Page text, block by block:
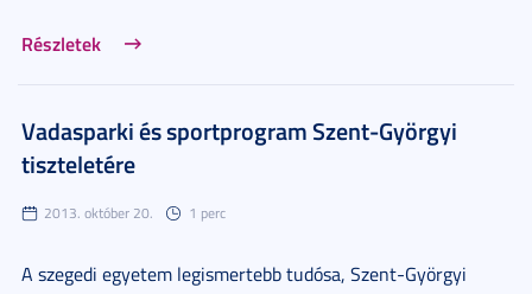
Részletek
Vadasparki és sportprogram Szent-Györgyi
tiszteletére
2013. október 20. 1 perc
A szegedi egyetem legismertebb tudósa, Szent-Györgyi